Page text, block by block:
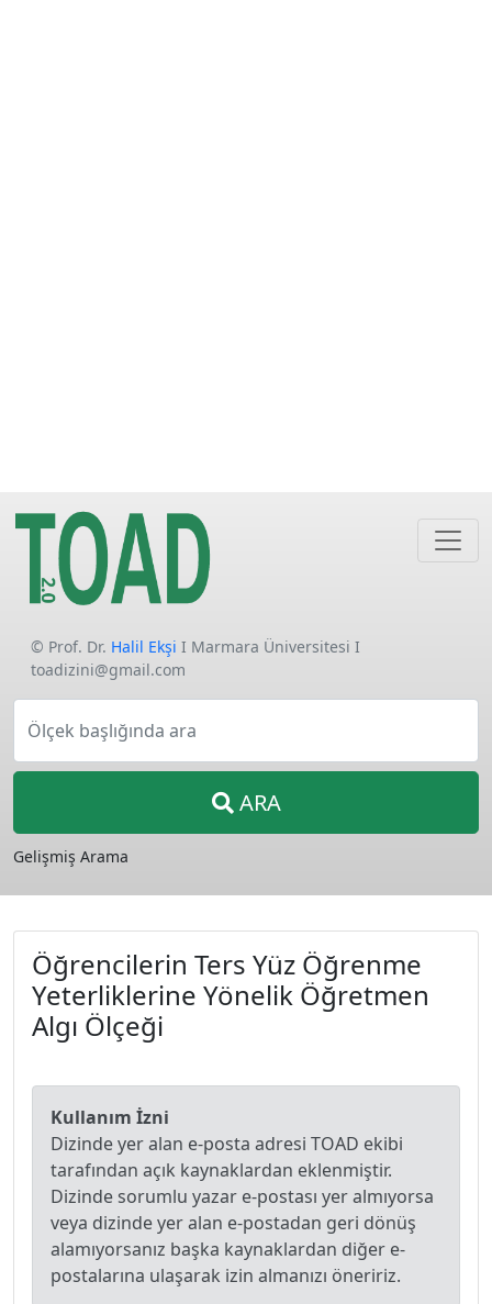
© Prof. Dr. Halil Ekşi I Marmara Üniversitesi I
toadizini@gmail.com
Ölçek başlığında ara
ARA
Gelişmiş Arama
Öğrencilerin Ters Yüz Öğrenme
Yeterliklerine Yönelik Öğretmen
Algı Ölçeği
Kullanım İzni
Dizinde yer alan e-posta adresi TOAD ekibi
tarafından açık kaynaklardan eklenmiştir.
Dizinde sorumlu yazar e-postası yer almıyorsa
veya dizinde yer alan e-postadan geri dönüş
alamıyorsanız başka kaynaklardan diğer e-
postalarına ulaşarak izin almanızı öneririz.